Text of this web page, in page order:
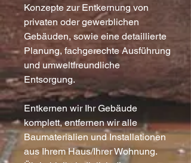
Konzepte zur Entkernung von
privaten oder gewerblichen
Gebäuden, sowie eine detaillierte
Planung, fachgerechte Ausführung
und umweltfreundliche
Entsorgung.
Entkernen wir Ihr Gebäude
komplett, entfernen wir alle
Baumaterialien und Installationen
aus Ihrem Haus/Ihrer Wohnung.